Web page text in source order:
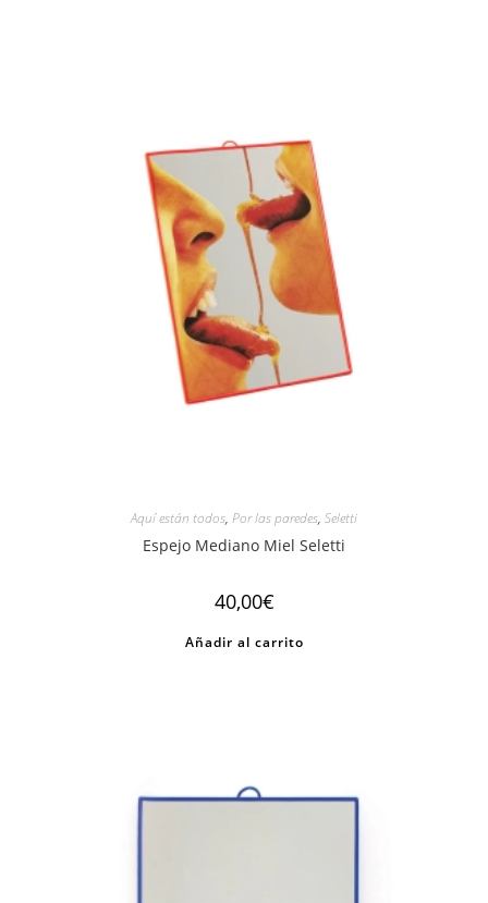
Aquí están todos, Por las paredes, Seletti
Espejo Mediano Miel Seletti
40,00€
Añadir al carrito